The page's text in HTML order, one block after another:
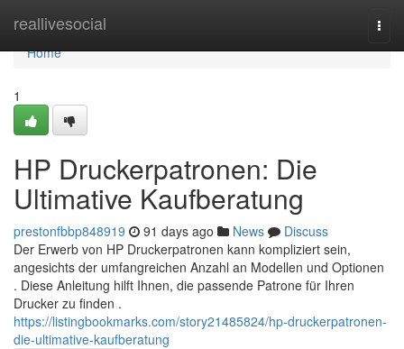
reallivesocial
Home
Home
1
HP Druckerpatronen: Die
Ultimative Kaufberatung
prestonfbbp848919 91 days ago News
Discuss
Der Erwerb von HP Druckerpatronen kann kompliziert sein,
angesichts der umfangreichen Anzahl an Modellen und Optionen
. Diese Anleitung hilft Ihnen, die passende Patrone für Ihren
Drucker zu finden .
https://listingbookmarks.com/story21485824/hp-druckerpatronen-
die-ultimative-kaufberatung